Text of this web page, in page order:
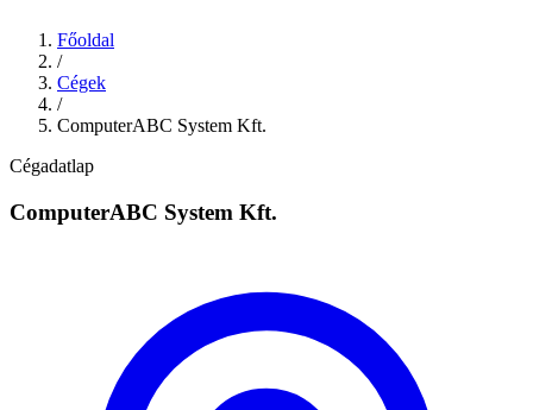
Főoldal
/
Cégek
/
ComputerABC System Kft.
Cégadatlap
ComputerABC System Kft.